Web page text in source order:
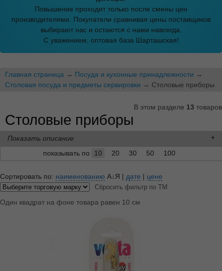
Повышение проходит только после смены цен
производителями. Покупатели сравнивая цены поставщиков
выбирают нас и остаются с нами навсегда.
С уважением, оптовая база Шарташская!
Главная страница → Посуда и кухонные принадлежности →
Столовая посуда и предметы сервировки → Столовые приборы
В этом разделе 13 товаров
Столовые приборы
Показать описание
показывать по
10 20 30 50 100
Сортировать по: наименованию А↓Я | дате | цене
Сбросить фильтр по ТМ
Один квадрат на фоне товара равен 10 см